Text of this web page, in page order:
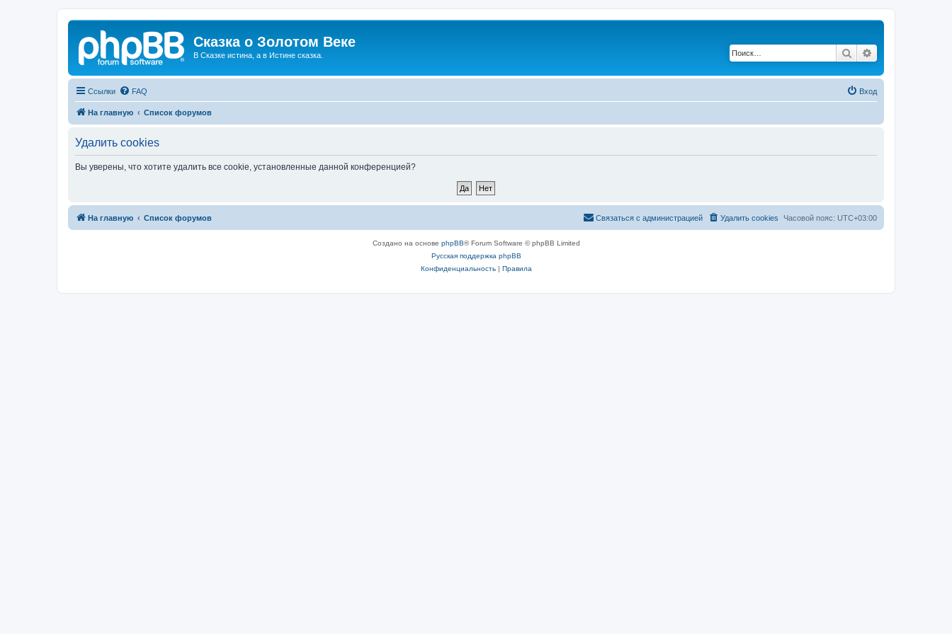
Сказка о Золотом Веке
В Сказке истина, а в Истине сказка. Поиск
Ссылки FAQ Вход
На главную Список форумов
Удалить cookies
Вы уверены, что хотите удалить все cookie, установленные данной конференцией?
На главную Список форумов Часовой пояс: UTC+03:00
Удалить cookies
Связаться с администрацией
Создано на основе phpBB® Forum Software © phpBB Limited
Русская поддержка phpBB
Конфиденциальность| Правила